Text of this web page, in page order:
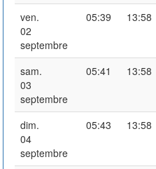
ven.
02
septembre
05:39 13:58
sam.
03
septembre
05:41 13:58
dim.
04
septembre
05:43 13:58